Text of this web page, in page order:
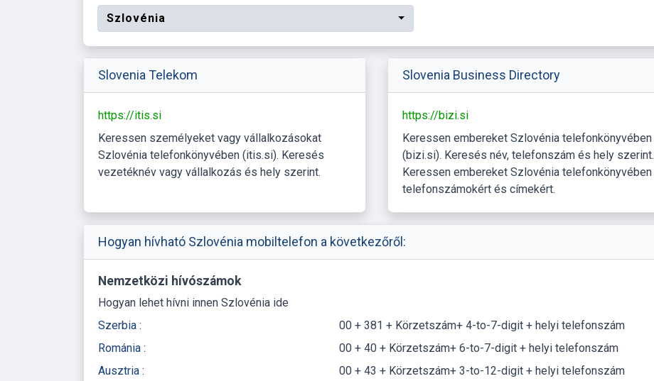
Szlovénia
Slovenia Telekom
https://itis.si
Keressen személyeket vagy vállalkozásokat
Szlovénia telefonkönyvében (itis.si). Keresés
vezetéknév vagy vállalkozás és hely szerint.
Slovenia Business Directory
https://bizi.si
Keressen embereket Szlovénia telefonkönyvében
(bizi.si). Keresés név, telefonszám és hely szerint.
Keressen embereket Szlovénia telefonkönyvében
telefonszámokért és címekért.
Hogyan hívható Szlovénia mobiltelefon a következőről:
Nemzetközi hívószámok
Hogyan lehet hívni innen Szlovénia ide
Szerbia :
00 + 381 + Körzetszám+ 4-to-7-digit + helyi telefonszám
Románia :
00 + 40 + Körzetszám+ 6-to-7-digit + helyi telefonszám
Ausztria :
00 + 43 + Körzetszám+ 3-to-12-digit + helyi telefonszám